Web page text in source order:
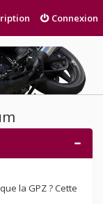
Connexion
la GPZ ? Cette